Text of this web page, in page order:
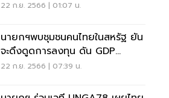
ธุรกิจ เศรษฐกิจ
22 ก.ย. 2566 | 01:07 น.
นายกฯพบชุมชนคนไทยในสหรัฐ ยัน
จะดึงดูดการลงทุน ดัน GDP
ทะลุ5% ให้ได้
22 ก.ย. 2566 | 07:39 น.